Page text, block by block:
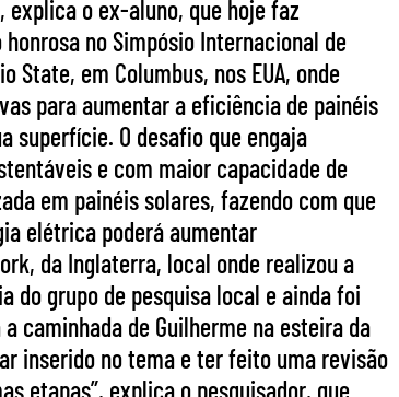
explica o ex-aluno, que hoje faz
no Simpósio Internacional de
State, em Columbus, nos EUA, onde
para aumentar a eficiência de painéis
superfície. O desafio que engaja
e com maior capacidade de
em painéis solares, fazendo com que
elétrica poderá aumentar
da Inglaterra, local onde realizou a
do grupo de pesquisa local e ainda foi
caminhada de Guilherme na esteira da
inserido no tema e ter feito uma revisão
etapas”, explica o pesquisador, que